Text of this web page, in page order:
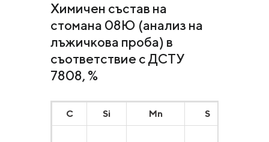
Химичен състав на
стомана 08Ю (анализ на
лъжичкова проба) в
съответствие с ДСТУ
7808, %
С Si Mn S